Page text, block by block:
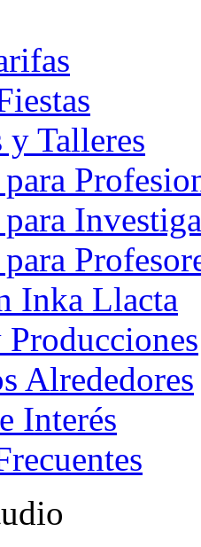
y Talleres
Inka Llacta
Alrededores
Interés